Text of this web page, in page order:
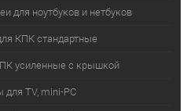
для ноутбуков и нетбуков
КПК стандартные
усиленные с крышкой
для TV, mini-PC